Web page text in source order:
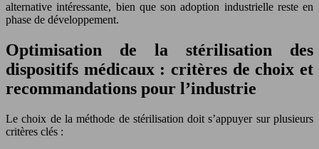
alternative intéressante, bien que son adoption industrielle reste en
phase de développement.
Optimisation de la stérilisation des
dispositifs médicaux : critères de choix et
recommandations pour l’industrie
Le choix de la méthode de stérilisation doit s’appuyer sur plusieurs
critères clés :